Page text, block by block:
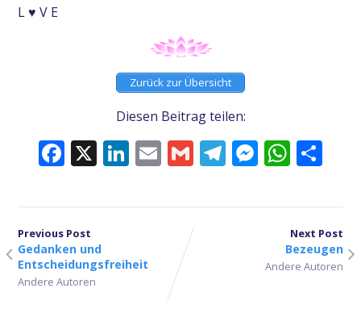
L ♥ V E
Zurück zur Übersicht
Diesen Beitrag teilen:
Facebook
X LinkedIn
EmailGmailTelegram
Previous Post
Gedanken und
Entscheidungsfreiheit
Andere Autoren
Next Post
Bezeugen
Andere Autoren